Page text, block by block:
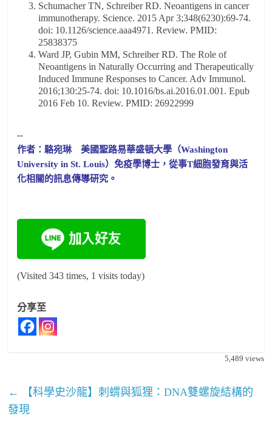
Schumacher TN, Schreiber RD. Neoantigens in cancer
immunotherapy. Science. 2015 Apr 3;348(6230):69-74.
doi: 10.1126/science.aaa4971. Review. PMID:
25838375
Ward JP, Gubin MM, Schreiber RD. The Role of
Neoantigens in Naturally Occurring and Therapeutically
Induced Immune Responses to Cancer. Adv Immunol.
2016;130:25-74. doi: 10.1016/bs.ai.2016.01.001. Epub
2016 Feb 10. Review. PMID: 26922999
--
作者：駱宛琳 美國聖路易華盛頓大學（Washington
University in St. Louis）免疫學博士，從事T細胞發育與活
化相關的訊息傳導研究。
(Visited 343 times, 1 visits today)
分享至
5,489 views
←
【科學史沙龍】刺蝟與狐狸：DNA雙螺旋結構的
發現